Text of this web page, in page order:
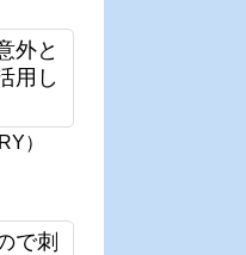
外と
用し
）
で刺